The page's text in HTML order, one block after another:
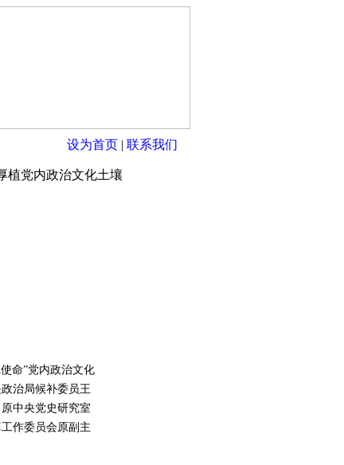
设为首页 | 联系我们
植党内政治文化土壤
命”党内政治文化
治局候补委员王
中央党史研究室
作委员会原副主